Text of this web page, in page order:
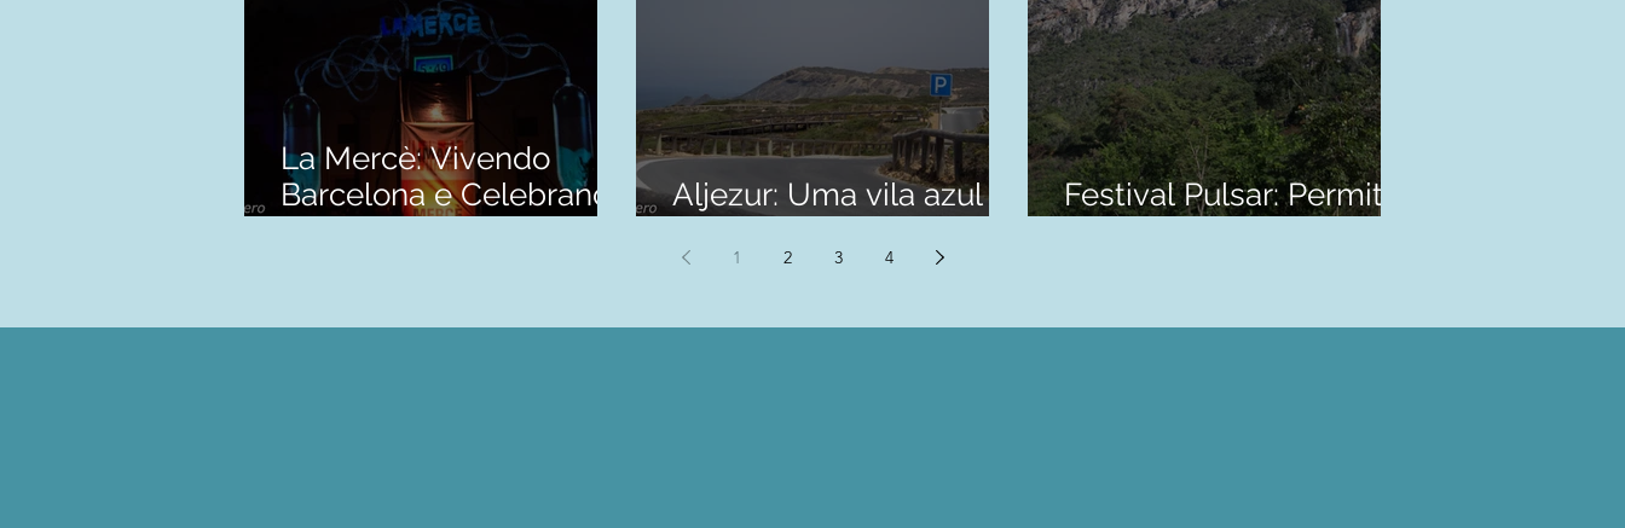
La Mercè: Vivendo
Barcelona e Celebrando
Aljezur: Uma vila azul
Festival Pulsar: Permita
1 2 3 4